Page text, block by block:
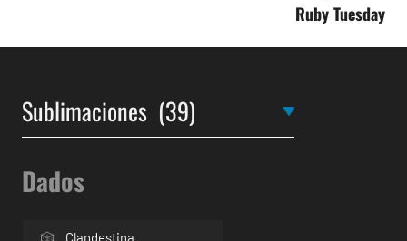
Ruby Tuesday
Dados
Clandestina